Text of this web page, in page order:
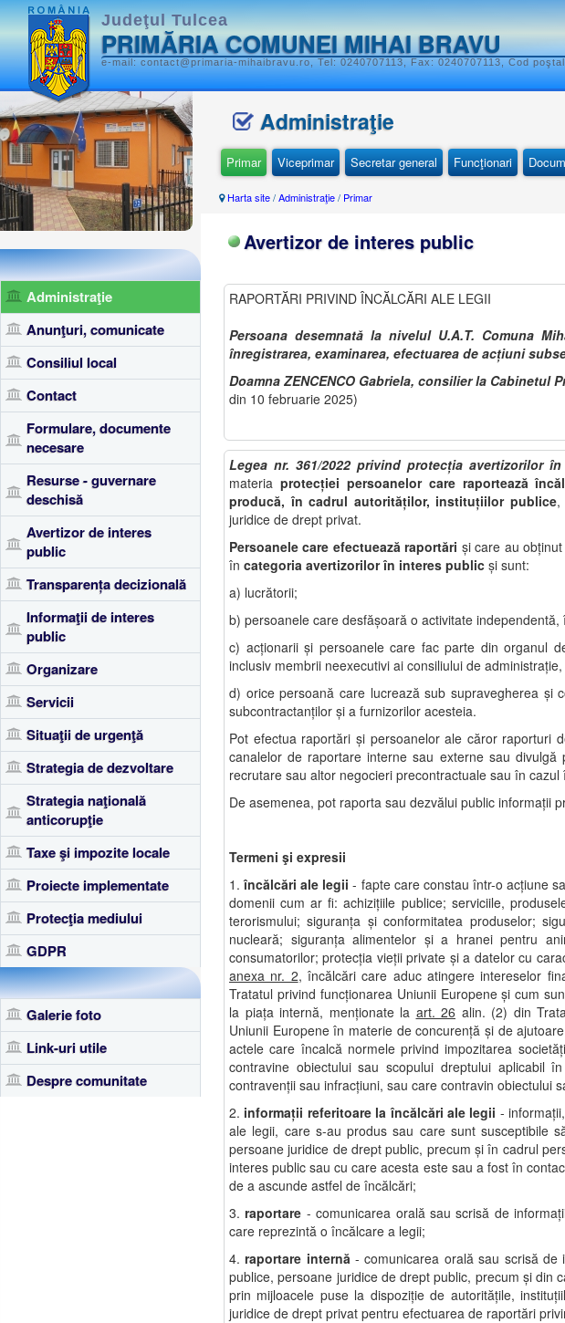
Judeţul Tulcea
PRIMĂRIA COMUNEI MIHAI BRAVU
e-mail: contact@primaria-mihaibravu.ro, Tel: 0240707113, Fax: 0240707113, Cod
Administraţie
Anunţuri, comunicate
Consiliul local
Contact
Formulare, documente
necesare
Resurse - guvernare
deschisă
Avertizor de interes
public
Transparența decizională
Informaţii de interes
public
Organizare
Servicii
Situaţii de urgenţă
Strategia de dezvoltare
Strategia naţională
anticorupţie
Taxe şi impozite locale
Proiecte implementate
Protecţia mediului
GDPR
Galerie foto
Link-uri utile
Despre comunitate
Administraţie
Primar Viceprimar Secretar general Funcţionari
Harta site/Administraţie/ Primar
Avertizor de interes public
RAPORTĂRI PRIVIND ÎNCĂLCĂRI ALE LEGII
Persoana desemnată la nivelul U.A.T. Comuna
înregistrarea, examinarea, efectuarea de acțiuni
Doamna ZENCENCO Gabriela, consilier la Cabinetul
din 10 februarie 2025)
Legea nr. 361/2022 privind protecția avertizorilor
materia protecţiei persoanelor care raportează
producă, în cadrul autorităţilor, instituţiilor publice,
juridice de drept privat.
Persoanele care efectuează raportări şi care au
în categoria avertizorilor în interes public și sunt:
a) lucrătorii;
b) persoanele care desfăşoară o activitate independentă,
c) acţionarii şi persoanele care fac parte din organul
inclusiv membrii neexecutivi ai consiliului de
d) orice persoană care lucrează sub supravegherea şi
subcontractanţilor şi a furnizorilor acesteia.
Pot efectua raportări și persoanelor ale căror raporturi
canalelor de raportare interne sau externe sau
recrutare sau altor negocieri precontractuale sau în
De asemenea, pot raporta sau dezvălui public informaţii
Termeni şi expresii
1.încălcări ale legii - fapte care constau într-o acţiune
domenii cum ar fi: achiziţiile publice; serviciile,
terorismului; siguranţa şi conformitatea produselor;
nucleară; siguranţa alimentelor şi a hranei pentru
consumatorilor; protecţia vieţii private şi a datelor cu
anexa nr. 2, încălcări care aduc atingere intereselor
Tratatul privind funcţionarea Uniunii Europene şi cum
la piaţa internă, menţionate la art. 26 alin. (2) din
Uniunii Europene în materie de concurenţă şi de
actele care încalcă normele privind impozitarea
contravine obiectului sau scopului dreptului aplicabil
contravenţii sau infracţiuni, sau care contravin obiectului
2. informaţii referitoare la încălcări ale legii -
ale legii, care s-au produs sau care sunt susceptibile
persoane juridice de drept public, precum şi în cadrul
interes public sau cu care acesta este sau a fost în
de a ascunde astfel de încălcări;
3. raportare - comunicarea orală sau scrisă de
care reprezintă o încălcare a legii;
4.raportare internă- comunicarea orală sau scrisă de
publice, persoane juridice de drept public, precum şi din
prin mijloacele puse la dispoziţie de autorităţile,
juridice de drept privat pentru efectuarea de raportări